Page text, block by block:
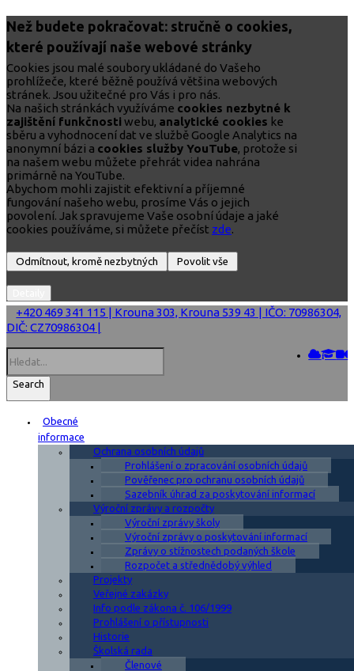
Než budete pokračovat: stručně o cookies,
které používají naše webové stránky
Cookies jsou malé soubory ukládané do Vašeho
prohlížeče, které běžně používá většina webových
stránek. Jsou užitečné pro Vás i pro nás.
Na našich stránkách využíváme cookies nezbytné k
zajištění funkčnosti webu, analytické cookies ke
sběru a vyhodnocení dat ve službě Google Analytics na
anonymní bázi a cookies služby YouTube, protože si
na našem webu můžete přehrát videa nahrána
primárně na YouTube.
Abychom mohli zajistit efektivní a příjemné
fungování našeho webu, prosíme Vás o jejich
povolení. Jak spravujeme Vaše osobní údaje a jaké
cookies používáme, si můžete přečíst zde.
+420 469 341 115 | Krouna 303, Krouna 539 43 | IČO: 70986304,
DIČ: CZ70986304 |
Search
Obecné
informace
Ochrana osobních údajů
Prohlášení o zpracování osobních údajů
Pověřenec pro ochranu osobních údajů
Sazebník úhrad za poskytování informací
Výroční zprávy a rozpočty
Výroční zprávy školy
Výroční zprávy o poskytování informací
Zprávy o stížnostech podaných škole
Rozpočet a střednědobý výhled
Projekty
Veřejné zakázky
Info podle zákona č. 106/1999
Prohlášení o přístupnosti
Historie
Školská rada
Členové